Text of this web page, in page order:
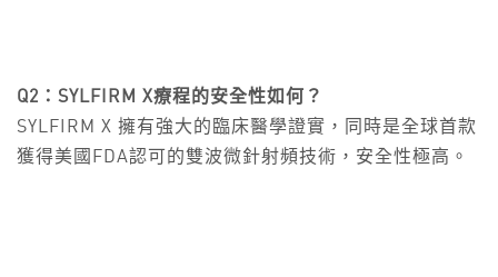
Q2：SYLFIRM X療程的安全性如何？
SYLFIRM X 擁有強大的臨床醫學證實，同時是全球首款
獲得美國FDA認可的雙波微針射頻技術，安全性極高。